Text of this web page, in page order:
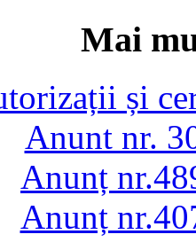
Mai
și
Anunt nr.
Anunț
Anunț